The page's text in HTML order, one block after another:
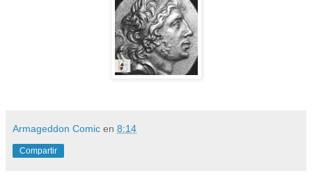
Armageddon Comic en 8:14
Compartir